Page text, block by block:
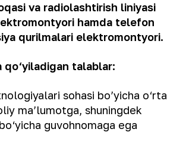
va radiolashtirish liniyasi
hamda telefon
qurilmalari elektromontyori.
qo‘yiladigan talablar:
sohasi bo’yicha o‘rta
ma’lumotga, shuningdek
guvohnomaga ega